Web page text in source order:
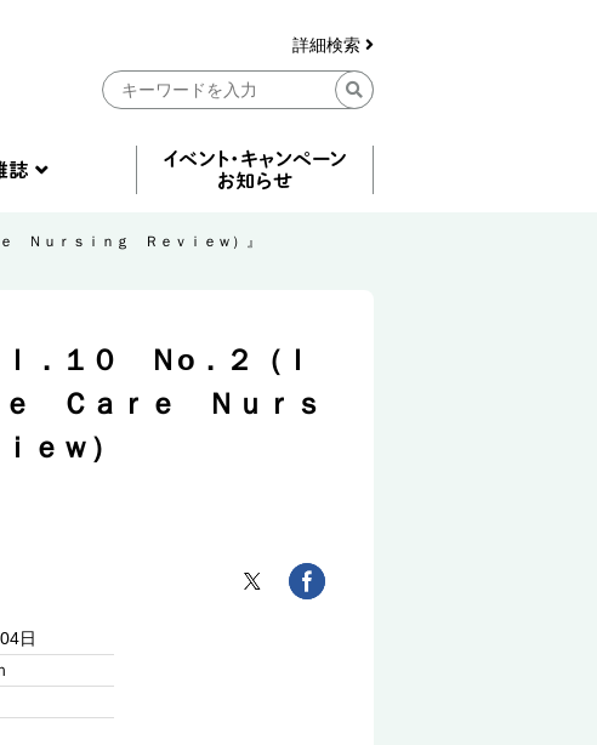
詳細検索
Ｎｕｒｓｉｎｇ Ｒｅｖｉｅｗ）』
．１０ Ｎо．２（Ｉ
ｅ Ｃａｒｅ Ｎｕｒｓ
ｅｗ）
日